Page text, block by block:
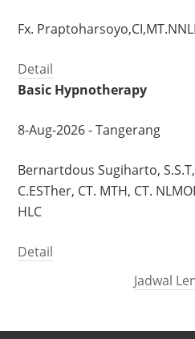
Fx.
Detail
Basic Hypnotherapy
8-Aug-2026 - Tangerang
Bernartdous Sugiharto,
C.ESTher, CT. MTH, CT.
HLC
Detail
Jadwal